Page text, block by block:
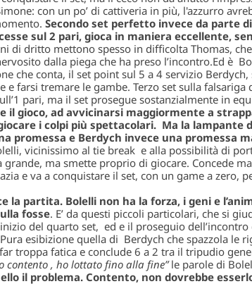
con un po’ di cattiveria in più, l'azzurro
Secondo set perfetto invece da parte
sul 2 pari, gioca in maniera eccellente,
di dritto mettono spesso in difficolta Thomas,
dalla piega che ha preso l’incontro.Ed è
che conta, il set point sul 5 a 4 servizio
e farsi tremare le gambe. Terzo set sulla
pari, ma il set prosegue sostanzialmente in
il gioco, ad avvicinarsi maggiormente a
i colpi più spettacolari. Ma la lampante
promessa e Berdych invece una promessa
vicinissimo al tie break e alla possibilità di
grande, ma smette proprio di giocare. Concede
e va a conquistare il set, con un game a zero,
la partita. Bolelli non ha la forza, i geni e
fosse. E’ da questi piccoli particolari, che si
del quarto set, ed e il proseguio
esibizione quella di Berdych che spazzola le
troppa fatica e conclude 6 a 2 tra il tripudio
contento , ho lottato fino alla fine”le parole di
il problema. Contento, non dovrebbe